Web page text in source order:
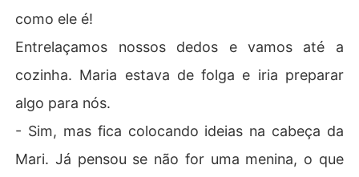
como ele é!
Entrelaçamos nossos dedos e vamos até a
cozinha. Maria estava de folga e iria preparar
algo para nós.
- Sim, mas fica colocando ideias na cabeça da
Mari. Já pensou se não for uma menina, o que